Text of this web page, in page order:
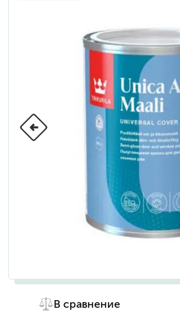
В сравнение